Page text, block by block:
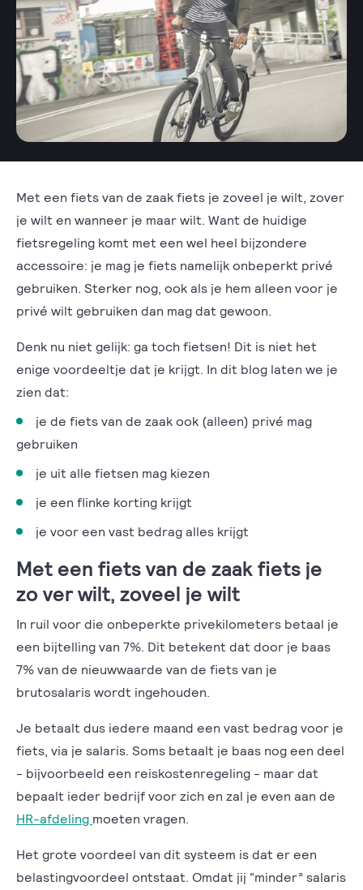
Met een fiets van de zaak fiets je zoveel je wilt, zover
je wilt en wanneer je maar wilt. Want de huidige
fietsregeling komt met een wel heel bijzondere
accessoire: je mag je fiets namelijk onbeperkt privé
gebruiken. Sterker nog, ook als je hem alleen voor je
privé wilt gebruiken dan mag dat gewoon.
Denk nu niet gelijk: ga toch fietsen! Dit is niet het
enige voordeeltje dat je krijgt. In dit blog laten we je
zien dat:
je de fiets van de zaak ook (alleen) privé mag
gebruiken
je uit alle fietsen mag kiezen
je een flinke korting krijgt
je voor een vast bedrag alles krijgt
Met een fiets van de zaak fiets je
zo ver wilt, zoveel je wilt
In ruil voor die onbeperkte privekilometers betaal je
een bijtelling van 7%. Dit betekent dat door je baas
7% van de nieuwwaarde van de fiets van je
brutosalaris wordt ingehouden.
Je betaalt dus iedere maand een vast bedrag voor je
fiets, via je salaris. Soms betaalt je baas nog een deel
- bijvoorbeeld een reiskostenregeling - maar dat
bepaalt ieder bedrijf voor zich en zal je even aan de
HR-afdeling moeten vragen.
Het grote voordeel van dit systeem is dat er een
belastingvoordeel ontstaat. Omdat jij “minder” salaris